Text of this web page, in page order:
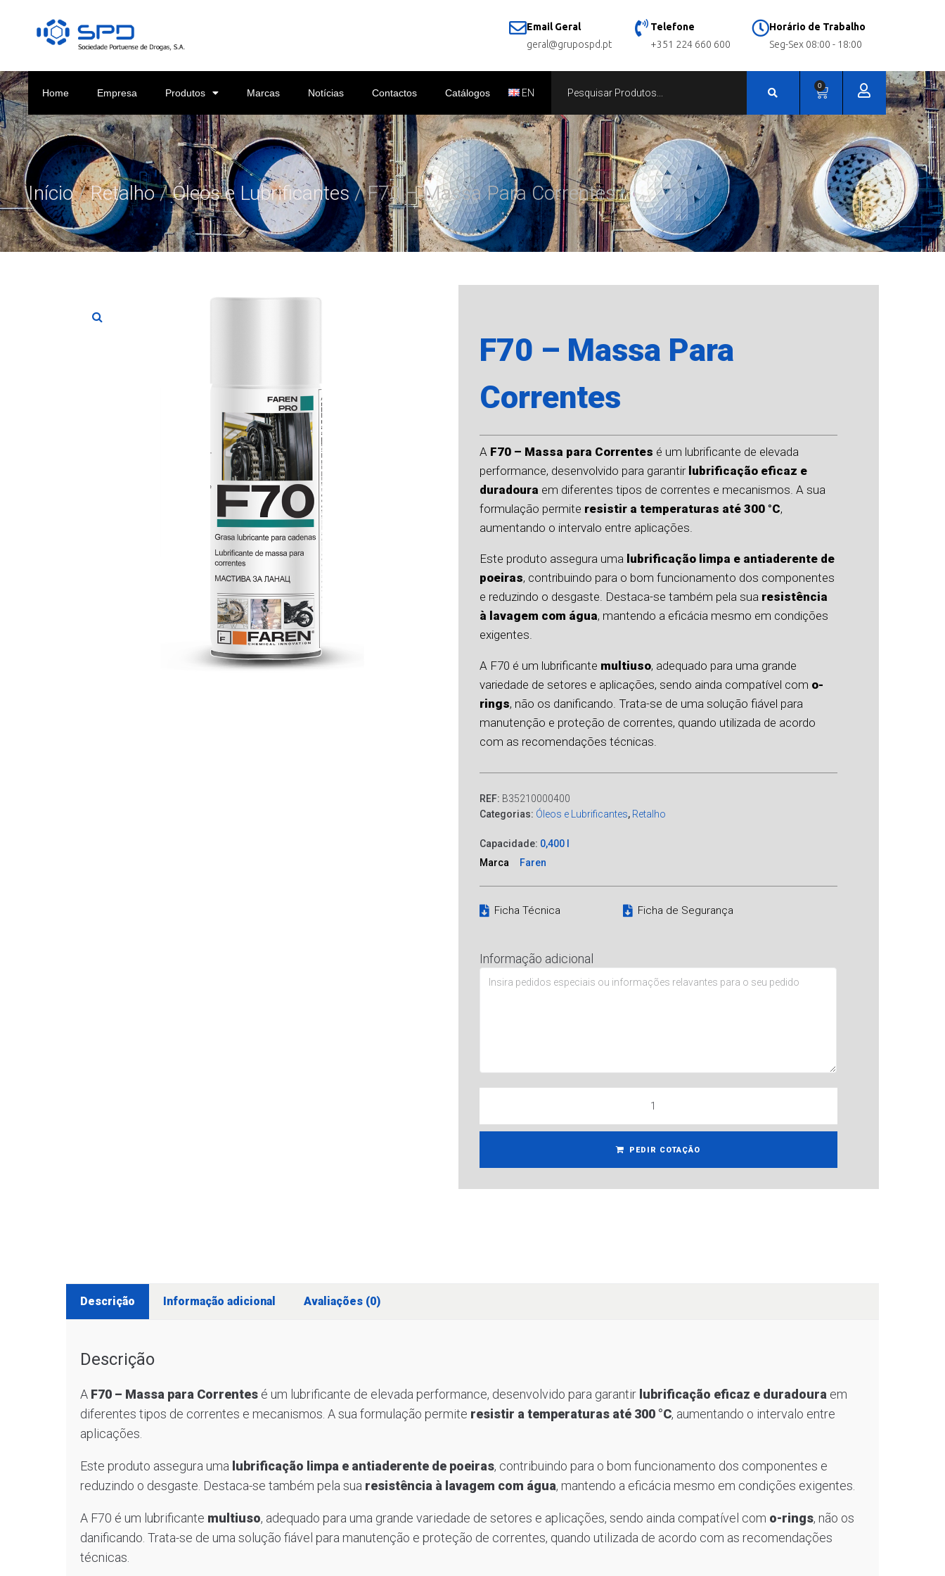
Email Geral
geral@grupospd.pt
Telefone
+351 224 660 600
Horário de Trabalho
Seg-Sex 08:00 - 18:00
Home Empresa Produtos Marcas Notícias Contactos Catálogos EN
0
Início/Retalho/Óleos e Lubrificantes/ F70 – Massa Para Correntes
F70 – Massa Para
Correntes
A F70 – Massa para Correntes é um lubrificante de elevada
performance, desenvolvido para garantir lubrificação eficaz e
duradoura em diferentes tipos de correntes e mecanismos. A sua
formulação permite resistir a temperaturas até 300 °C,
aumentando o intervalo entre aplicações.
Este produto assegura uma lubrificação limpa e antiaderente de
poeiras, contribuindo para o bom funcionamento dos componentes
e reduzindo o desgaste. Destaca-se também pela sua resistência
à lavagem com água, mantendo a eficácia mesmo em condições
exigentes.
A F70 é um lubrificante multiuso, adequado para uma grande
variedade de setores e aplicações, sendo ainda compatível com o-
rings, não os danificando. Trata-se de uma solução fiável para
manutenção e proteção de correntes, quando utilizada de acordo
com as recomendações técnicas.
REF: B35210000400
Categorias: Óleos e Lubrificantes, Retalho
Capacidade: 0,400 l
Marca
Faren
Ficha Técnica Ficha de Segurança
Informação adicional
PEDIR COTAÇÃO
Descrição Informação adicional Avaliações (0)
Descrição
A F70 – Massa para Correntesé um lubrificante de elevada performance, desenvolvido para garantir lubrificação eficaz e duradoura em
diferentes tipos de correntes e mecanismos. A sua formulação permite resistir a temperaturas até 300 °C, aumentando o intervalo entre
aplicações.
Este produto assegura uma lubrificação limpa e antiaderente de poeiras, contribuindo para o bom funcionamento dos componentes e
reduzindo o desgaste. Destaca-se também pela sua resistência à lavagem com água, mantendo a eficácia mesmo em condições exigentes.
A F70 é um lubrificante multiuso, adequado para uma grande variedade de setores e aplicações, sendo ainda compatível com o-rings, não os
danificando. Trata-se de uma solução fiável para manutenção e proteção de correntes, quando utilizada de acordo com as recomendações
técnicas.